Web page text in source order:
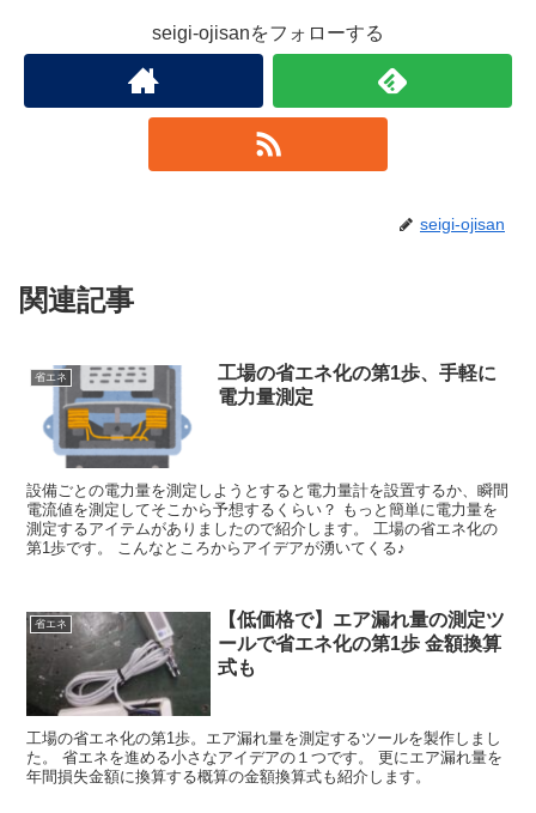
seigi-ojisanをフォローする
seigi-ojisan
関連記事
省エネ
工場の省エネ化の第1歩、手軽に
電力量測定
設備ごとの電力量を測定しようとすると電力量計を設置するか、瞬間
電流値を測定してそこから予想するくらい？ もっと簡単に電力量を
測定するアイテムがありましたので紹介します。 工場の省エネ化の
第1歩です。 こんなところからアイデアが湧いてくる♪
省エネ
【低価格で】エア漏れ量の測定ツ
ールで省エネ化の第1歩 金額換算
式も
工場の省エネ化の第1歩。エア漏れ量を測定するツールを製作しまし
た。 省エネを進める小さなアイデアの１つです。 更にエア漏れ量を
年間損失金額に換算する概算の金額換算式も紹介します。